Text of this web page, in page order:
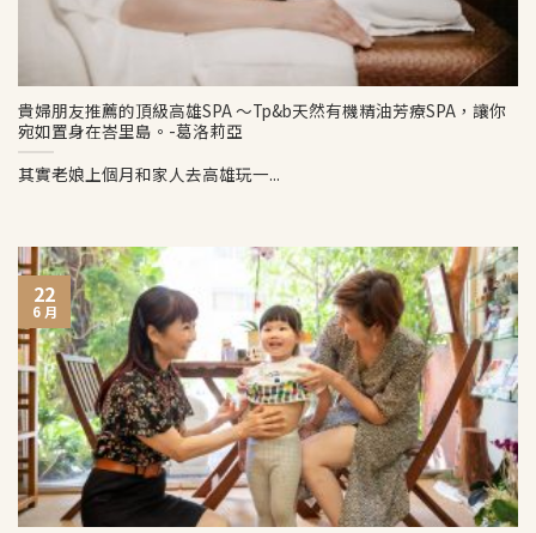
貴婦朋友推薦的頂級高雄SPA ～Tp&b天然有機精油芳療SPA，讓你
宛如置身在峇里島。-葛洛莉亞
其實老娘上個月和家人去高雄玩一...
22
6 月